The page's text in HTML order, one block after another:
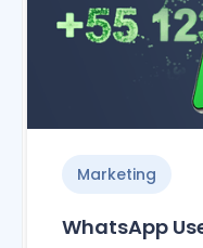
Marketing
WhatsApp